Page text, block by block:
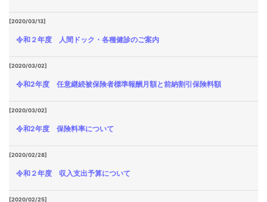
[2020/03/13]
令和２年度 人間ドック・各種健診のご案内
[2020/03/02]
令和2年度 任意継続被保険者標準報酬月額と前納割引保険料額
[2020/03/02]
令和2年度 保険料率について
[2020/02/28]
令和２年度 収入支出予算について
[2020/02/25]